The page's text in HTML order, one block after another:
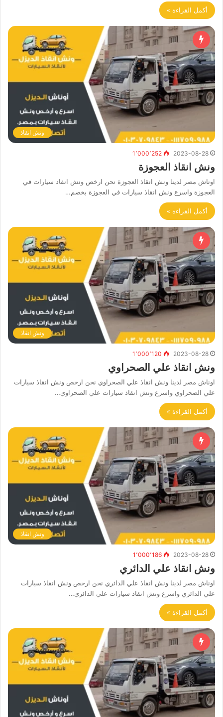
أكمل القراءة »
ونش انقاذ
2023-08-28 1٬000٬252
ونش انقاذ العجوزة
اوناش مصر لدينا ونش انقاذ العجوزة نحن ارخص ونش انقاذ سيارات في
العجوزة واسرع ونش انقاذ سيارات في العجوزة بخصم…
أكمل القراءة »
ونش انقاذ
2023-08-28 1٬000٬120
ونش انقاذ علي الصحراوي
اوناش مصر لدينا ونش انقاذ علي الصحراوي نحن ارخص ونش انقاذ سيارات
علي الصحراوي واسرع ونش انقاذ سيارات علي الصحراوي…
أكمل القراءة »
ونش انقاذ
2023-08-28 1٬000٬186
ونش انقاذ علي الدائري
اوناش مصر لدينا ونش انقاذ علي الدائري نحن ارخص ونش انقاذ سيارات
علي الدائري واسرع ونش انقاذ سيارات علي الدائري…
أكمل القراءة »